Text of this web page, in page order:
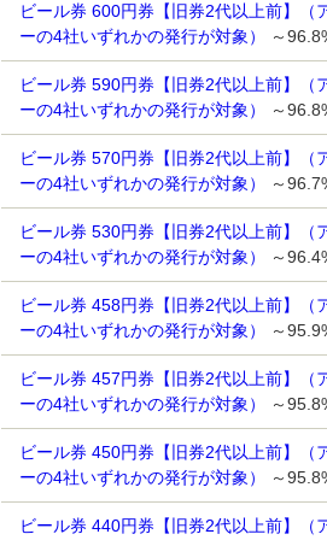
ビール券 600円券【旧券2代以上前】（
ーの4社いずれかの発行が対象）
～
ビール券 590円券【旧券2代以上前】（
ーの4社いずれかの発行が対象）
～
ビール券 570円券【旧券2代以上前】（
ーの4社いずれかの発行が対象）
～
ビール券 530円券【旧券2代以上前】（
ーの4社いずれかの発行が対象）
～
ビール券 458円券【旧券2代以上前】（
ーの4社いずれかの発行が対象）
～
ビール券 457円券【旧券2代以上前】（
ーの4社いずれかの発行が対象）
～
ビール券 450円券【旧券2代以上前】（
ーの4社いずれかの発行が対象）
～
ビール券 440円券【旧券2代以上前】（